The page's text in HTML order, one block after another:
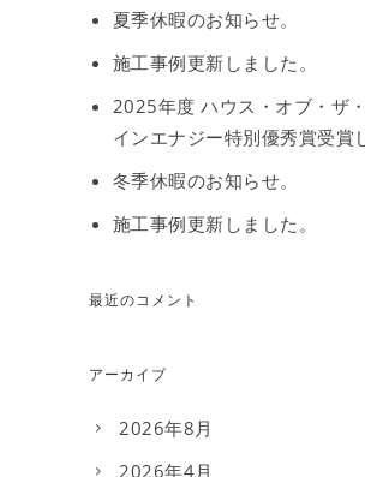
夏季休暇のお知らせ。
施工事例更新しました。
2025年度 ハウス・オブ・ザ
インエナジー特別優秀賞受賞
冬季休暇のお知らせ。
施工事例更新しました。
最近のコメント
アーカイブ
2026年8月
2026年4月